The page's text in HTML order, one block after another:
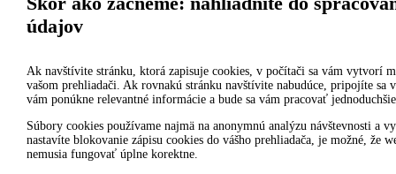
údajov
Ak navštívite stránku, ktorá zapisuje cookies, v počítači sa vám vytvorí
vašom prehliadači. Ak rovnakú stránku navštívite nabudúce, pripojíte sa
vám ponúkne relevantné informácie a bude sa vám pracovať
Súbory cookies používame najmä na anonymnú analýzu návštevnosti a
nastavíte blokovanie zápisu cookies do vášho prehliadača, je možné, že
nemusia fungovať úplne korektne.